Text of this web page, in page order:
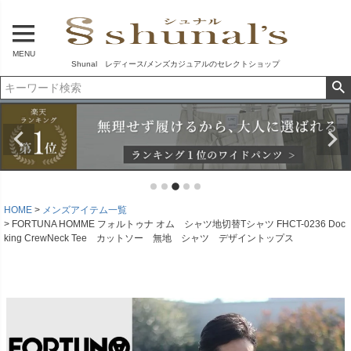
MENU
Shunal レディース/メンズカジュアルのセレクトショップ
HOME
メンズアイテム一覧
FORTUNA HOMME フォルトゥナ オム シャツ地切替Tシャツ FHCT-0236 Doc
king CrewNeck Tee カットソー 無地 シャツ デザイントップス